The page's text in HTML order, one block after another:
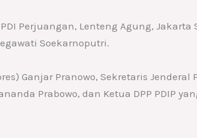
Perjuangan, Lenteng Agung, Jakarta
Soekarnoputri.
Ganjar Pranowo, Sekretaris Jenderal
Prabowo, dan Ketua DPP PDIP